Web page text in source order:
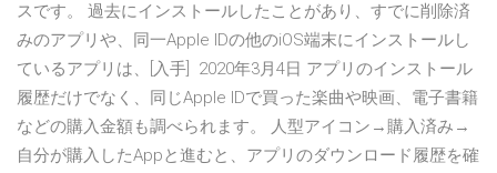
スです。 過去にインストールしたことがあり、すでに削除済
みのアプリや、同一Apple IDの他のiOS端末にインストールし
ているアプリは、[入手] 2020年3月4日 アプリのインストール
履歴だけでなく、同じApple IDで買った楽曲や映画、電子書籍
などの購入金額も調べられます。 人型アイコン→購入済み→
自分が購入したAppと進むと、アプリのダウンロード履歴を確